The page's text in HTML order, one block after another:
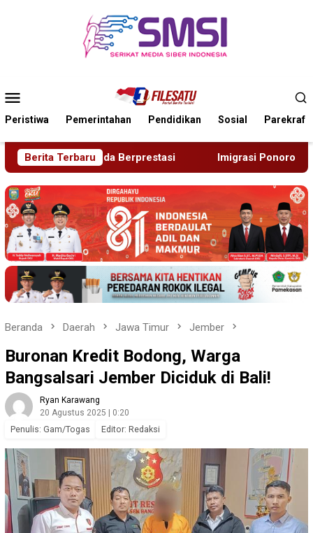
Mobile
Peristiwa Pemerintahan Pendidikan Sosial Parekraf
Berita Terbaru
Imigrasi Ponorogo Deportasi Satu WN Tiongkok
Beranda Daerah Jawa Timur Jember
Buronan Kredit Bodong, Warga
Bangsalsari Jember Diciduk di Bali!
Ryan Karawang
20 Agustus 2025 | 0:20
Penulis: Gam/Togas Editor: Redaksi